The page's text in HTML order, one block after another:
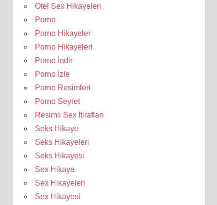
Otel Sex Hikayeleri
Porno
Porno Hikayeler
Porno Hikayeleri
Porno İndir
Porno İzle
Porno Resimleri
Porno Seyret
Resimli Sex İtirafları
Seks Hikaye
Seks Hikayeleri
Seks Hikayesi
Sex Hikaye
Sex Hikayeleri
Sex Hikayesi